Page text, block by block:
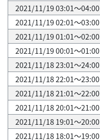
2021/11/19 03:01～04:00
2021/11/19 02:01～03:00
2021/11/19 01:01～02:00
2021/11/19 00:01～01:00
2021/11/18 23:01～24:00
2021/11/18 22:01～23:00
2021/11/18 21:01～22:00
2021/11/18 20:01～21:00
2021/11/18 19:01～20:00
2021/11/18 18:01～19:00